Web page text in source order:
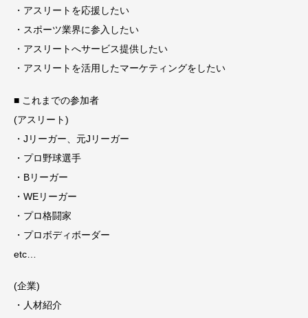
・アスリートを応援したい
・スポーツ業界に参入したい
・アスリートへサービス提供したい
・アスリートを活用したマーケティングをしたい
■ これまでの参加者
(アスリート)
・Jリーガー、元Jリーガー
・プロ野球選手
・Bリーガー
・WEリーガー
・プロ格闘家
・プロボディボーダー
etc…
(企業)
・人材紹介